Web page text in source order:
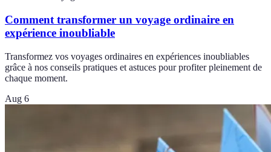
Comment transformer un voyage ordinaire en
expérience inoubliable
Transformez vos voyages ordinaires en expériences inoubliables
grâce à nos conseils pratiques et astuces pour profiter pleinement de
chaque moment.
Aug 6